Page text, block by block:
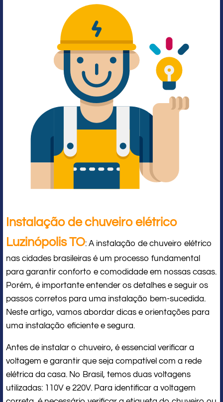
Instalação de chuveiro elétrico
Luzinópolis TO: A instalação de chuveiro elétrico
nas cidades brasileiras é um processo fundamental
para garantir conforto e comodidade em nossas casas.
Porém, é importante entender os detalhes e seguir os
passos corretos para uma instalação bem-sucedida.
Neste artigo, vamos abordar dicas e orientações para
uma instalação eficiente e segura.
Antes de instalar o chuveiro, é essencial verificar a
voltagem e garantir que seja compatível com a rede
elétrica da casa. No Brasil, temos duas voltagens
utilizadas: 110V e 220V. Para identificar a voltagem